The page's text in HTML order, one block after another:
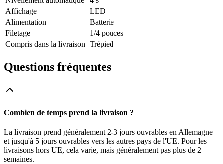
Affichage
LED
Alimentation
Batterie
Filetage
1/4 pouces
Compris dans la livraison Trépied
Questions fréquentes
Combien de temps prend la livraison ?
La livraison prend généralement 2-3 jours ouvrables en Allemagne
et jusqu'à 5 jours ouvrables vers les autres pays de l'UE. Pour les
livraisons hors UE, cela varie, mais généralement pas plus de 2
semaines.